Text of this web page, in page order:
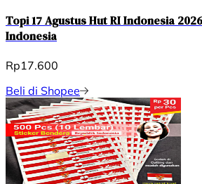
Topi 17 Agustus Hut RI Indonesia
Indonesia
Rp17.600
Beli di Shopee